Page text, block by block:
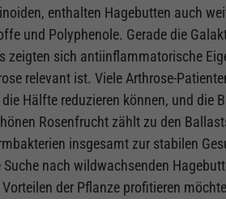
enthalten Hagebutten auch
und Polyphenole. Gerade die
zeigten sich antiinflammatorische
relevant ist. Viele Arthrose-
Hälfte reduzieren können, und die
Rosenfrucht zählt zu den
insgesamt zur stabilen
nach wildwachsenden
der Pflanze profitieren